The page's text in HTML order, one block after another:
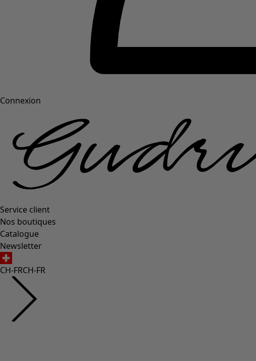
Connexion
Service client
Nos boutiques
Catalogue
Newsletter
CH-FRCH-FR